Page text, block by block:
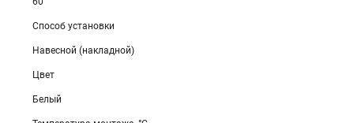
Способ установки
Навесной (накладной)
Цвет
Белый